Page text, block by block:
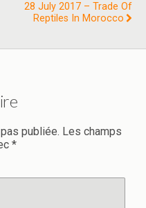
28 July 2017 – Trade Of
Reptiles In Morocco
publiée. Les champs
*